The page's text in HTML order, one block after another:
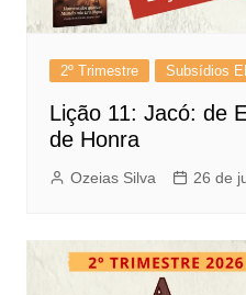
2º Trimestre Subsídios
Lição 11: Jacó: de
de Honra
Ozeias Silva 26 de